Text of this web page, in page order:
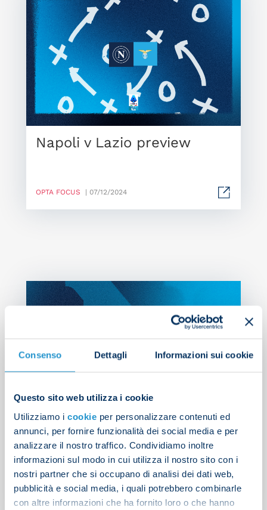
Consenso Dettagli Informazioni sui cookie
Questo sito web utilizza i cookie
Utilizziamo i cookie per personalizzare contenuti ed
annunci, per fornire funzionalità dei social media e per
analizzare il nostro traffico. Condividiamo inoltre
informazioni sul modo in cui utilizza il nostro sito con i
nostri partner che si occupano di analisi dei dati web,
pubblicità e social media, i quali potrebbero combinarle
con altre informazioni che ha fornito loro o che hanno
Napoli v Lazio preview
OPTA FOCUS | 07/12/2024
Colombo appointed for
Napoli v Lazio
NEWS | 06/12/2024